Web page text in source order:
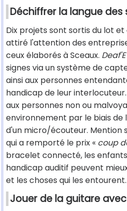
Déchiffrer la langue des
Dix projets sont sortis du lot
attiré l'attention des
ceux élaborés à Sceaux. Deaf'E
signes via un système de
ainsi aux personnes
handicap de leur interlocuteur.
aux personnes non ou
environnement par le biais
d'un micro/écouteur. Mention
qui a remporté le prix « coup
bracelet connecté, les
handicap auditif peuvent
et les choses qui les entourent.
Jouer de la guitare